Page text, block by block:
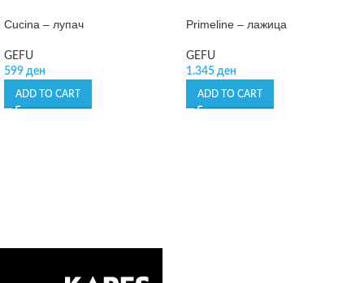
Cucina – лупач
GEFU
599 ден
ADD TO CART
Primeline – лажица
GEFU
1.345 ден
ADD TO CART